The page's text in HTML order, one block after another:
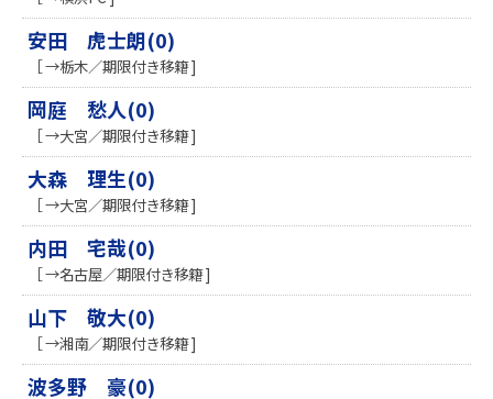
安田 虎士朗(0)
［ →栃木／期限付き移籍 ]
岡庭 愁人(0)
［ →大宮／期限付き移籍 ]
大森 理生(0)
［ →大宮／期限付き移籍 ]
内田 宅哉(0)
［ →名古屋／期限付き移籍 ]
山下 敬大(0)
［ →湘南／期限付き移籍 ]
波多野 豪(0)